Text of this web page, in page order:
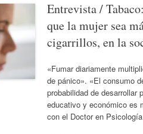
Entrevista /
que la mujer sea
cigarrillos, en la
«Fumar diariamente
de pánico». «El consumo
probabilidad de desarrollar
educativo y económico es
con el Doctor en